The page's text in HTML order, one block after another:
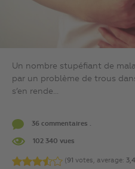
Un nombre stupéfiant de
par un problème de trous
s’en rende...
36 commentaires .
102 340 vues
(91 votes, average: